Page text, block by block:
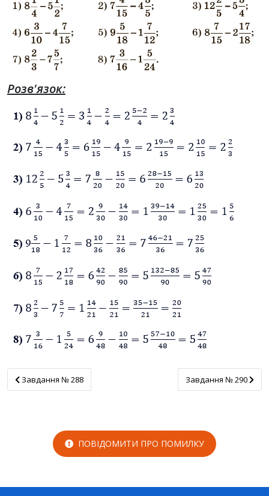
Розв'язок:
Завдання № 288
Завдання № 288 Завдання № 290
Завдання № 290
ПОВІДОМИТИ ПРО ПОМИЛКУ